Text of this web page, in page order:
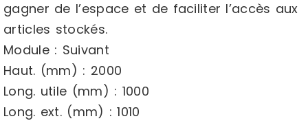
gagner de l’espace et de faciliter l’accès aux
articles stockés.
Module : Suivant
Haut. (mm) : 2000
Long. utile (mm) : 1000
Long. ext. (mm) : 1010